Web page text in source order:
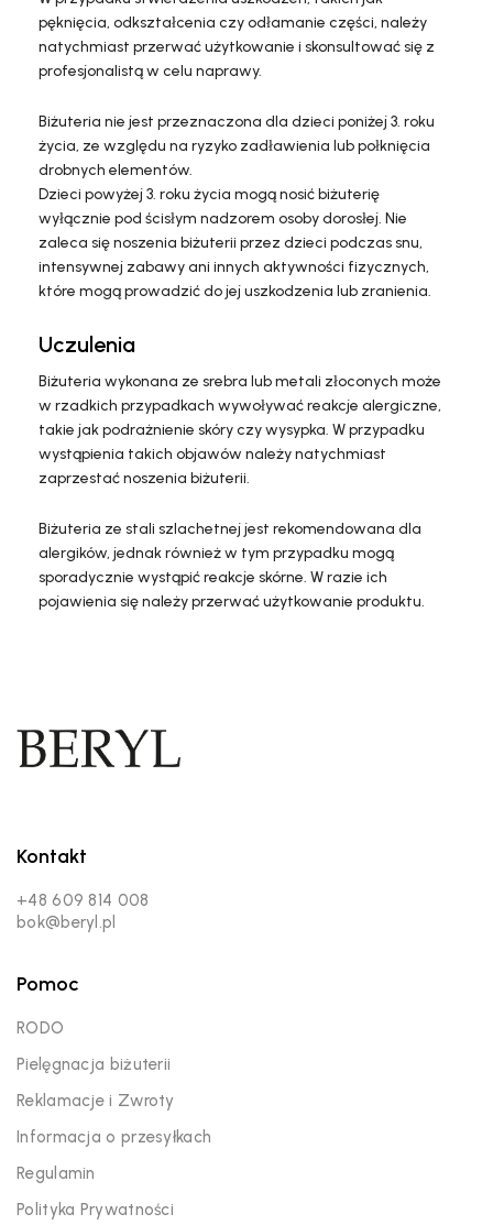
pęknięcia, odkształcenia czy odłamanie części, należy
natychmiast przerwać użytkowanie i skonsultować się z
profesjonalistą w celu naprawy.
Biżuteria nie jest przeznaczona dla dzieci poniżej 3. roku
życia, ze względu na ryzyko zadławienia lub połknięcia
drobnych elementów.
Dzieci powyżej 3. roku życia mogą nosić biżuterię
wyłącznie pod ścisłym nadzorem osoby dorosłej. Nie
zaleca się noszenia biżuterii przez dzieci podczas snu,
intensywnej zabawy ani innych aktywności fizycznych,
które mogą prowadzić do jej uszkodzenia lub zranienia.
Uczulenia
Biżuteria wykonana ze srebra lub metali złoconych może
w rzadkich przypadkach wywoływać reakcje alergiczne,
takie jak podrażnienie skóry czy wysypka. W przypadku
wystąpienia takich objawów należy natychmiast
zaprzestać noszenia biżuterii.
Biżuteria ze stali szlachetnej jest rekomendowana dla
alergików, jednak również w tym przypadku mogą
sporadycznie wystąpić reakcje skórne. W razie ich
pojawienia się należy przerwać użytkowanie produktu.
Kontakt
+48 609 814 008
bok@beryl.pl
Pomoc
RODO
Pielęgnacja biżuterii
Reklamacje i Zwroty
Informacja o przesyłkach
Regulamin
Polityka Prywatności